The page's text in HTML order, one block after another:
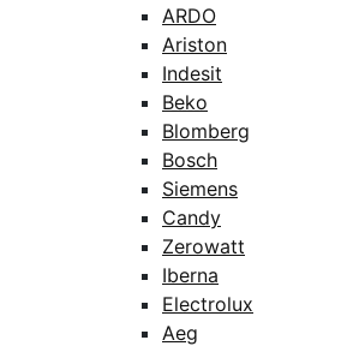
ARDO
Ariston
Indesit
Beko
Blomberg
Bosch
Siemens
Candy
Zerowatt
Iberna
Electrolux
Aeg